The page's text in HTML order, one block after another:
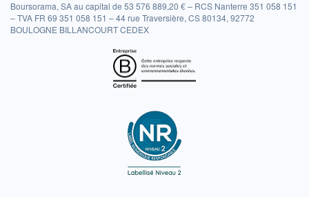
Boursorama, SA au capital de 53 576 889,20 € – RCS Nanterre 351 058 151
– TVA FR 69 351 058 151 – 44 rue Traversière, CS 80134, 92772
BOULOGNE BILLANCOURT CEDEX